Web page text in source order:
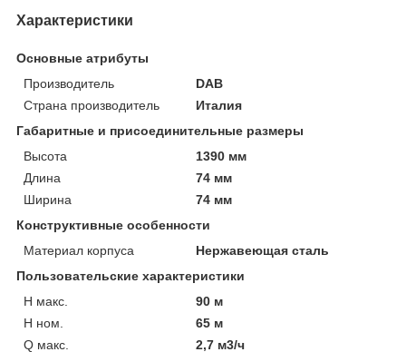
Характеристики
Основные атрибуты
Производитель
DAB
Страна производитель
Италия
Габаритные и присоединительные размеры
Высота
1390 мм
Длина
74 мм
Ширина
74 мм
Конструктивные особенности
Материал корпуса
Нержавеющая сталь
Пользовательские характеристики
H макс.
90 м
H ном.
65 м
Q макс.
2,7 м3/ч